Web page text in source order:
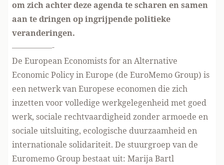
om zich achter deze agenda te scharen en samen
aan te dringen op ingrijpende politieke
veranderingen.
—————-
De European Economists for an Alternative
Economic Policy in Europe (de EuroMemo Group) is
een netwerk van Europese economen die zich
inzetten voor volledige werkgelegenheid met goed
werk, sociale rechtvaardigheid zonder armoede en
sociale uitsluiting, ecologische duurzaamheid en
internationale solidariteit. De stuurgroep van de
Euromemo Group bestaat uit: Marija Bartl